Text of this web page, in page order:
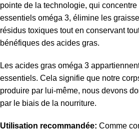
pointe de la technologie, qui
essentiels oméga 3, élimine les
résidus toxiques tout en conservant
bénéfiques des acides gras.
Les acides gras oméga 3
essentiels. Cela signifie que notre
produire par lui-même, nous devons
par le biais de la nourriture.
Utilisation recommandée: Comme